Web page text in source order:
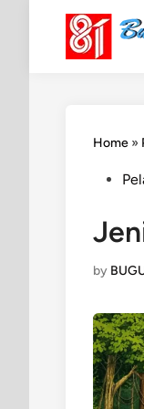
content
Home »
Posted
by